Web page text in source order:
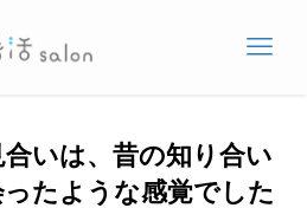
いは、昔の知り合い
たような感覚でした